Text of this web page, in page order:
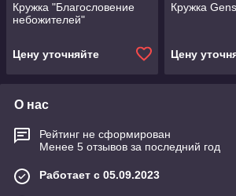
Кружка "Благословение
небожителей"
Цену уточняйте
Кружка
Цену
О нас
Рейтинг не сформирован
Менее 5 отзывов за последний год
Работает с 05.09.2023